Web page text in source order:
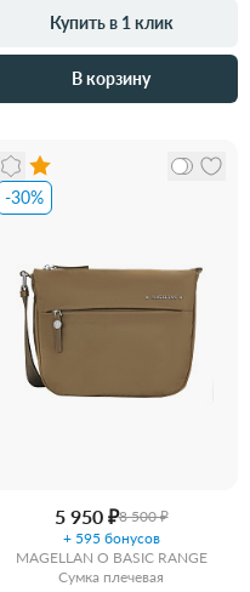
Купить в 1 клик
В корзину
-30%
5 950 ₽8 500 ₽
+ 595 бонусов
MAGELLAN O BASIC RANGE
Сумка плечевая